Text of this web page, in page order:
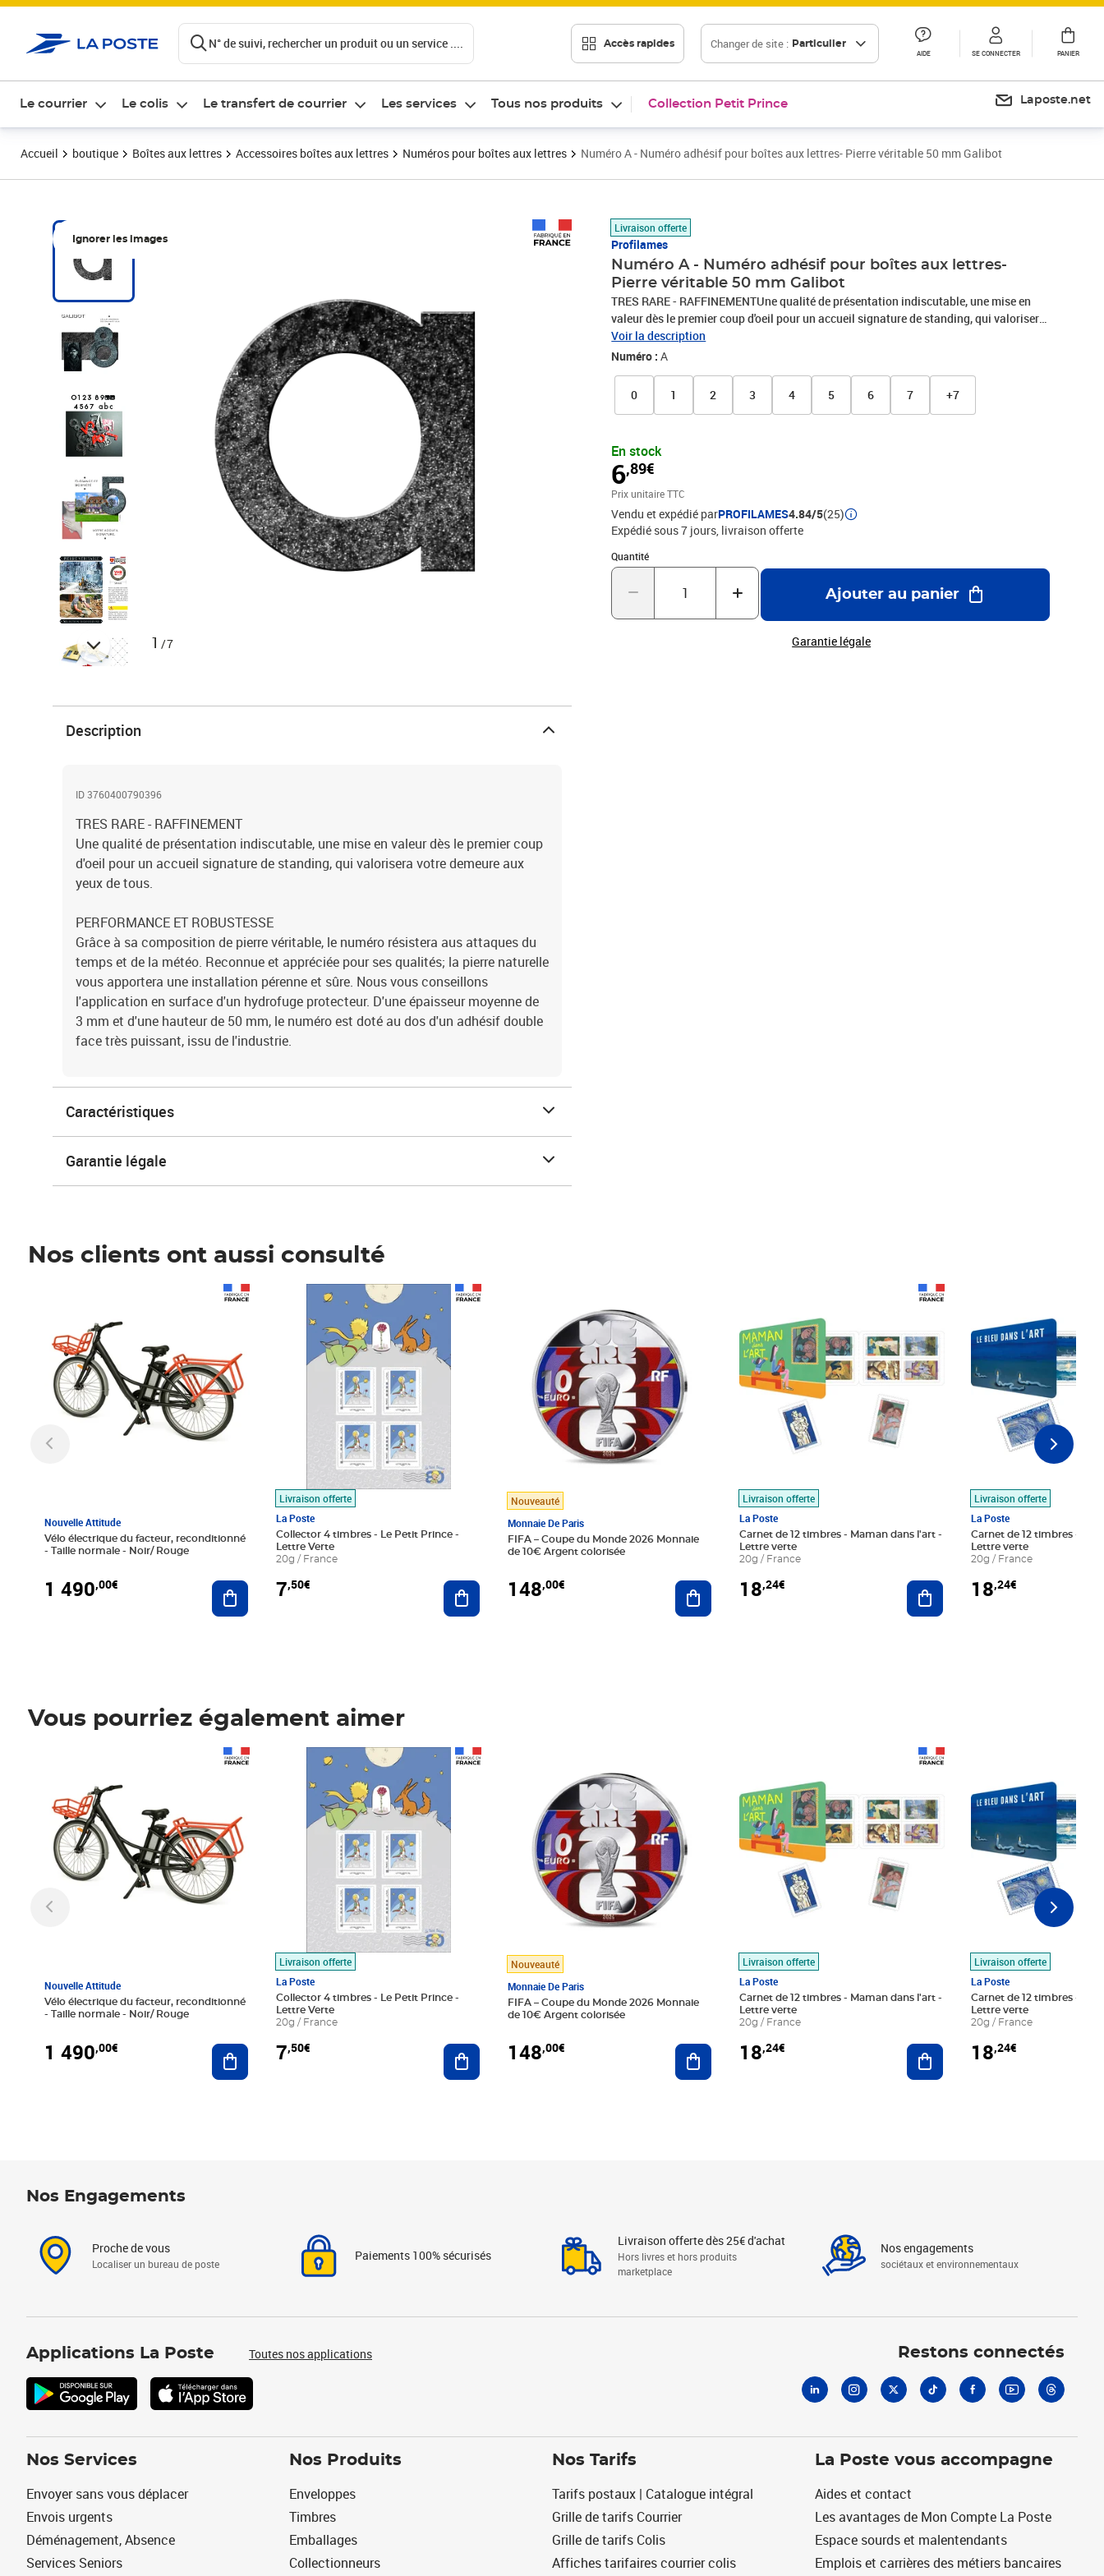
N° de suivi, rechercher un produit ou un service .... Accès rapides Changer de site : Particulier
AIDE SE CONNECTER PANIER
Le courrier Le colis Le transfert de courrier Les services Tous nos produits Collection Petit Prince Laposte.net
Accueil boutique Boîtes aux lettres Accessoires boîtes aux lettres Numéros pour boîtes aux lettres Numéro A - Numéro adhésif pour boîtes aux lettres- Pierre véritable 50 mm Galibot
Ignorer les images
1 /7
Livraison offerte
Profilames
Numéro A - Numéro adhésif pour boîtes aux lettres-
Pierre véritable 50 mm Galibot
TRES RARE - RAFFINEMENTUne qualité de présentation indiscutable, une mise en
valeur dès le premier coup d'oeil pour un accueil signature de standing, qui valorisera
votre demeure aux yeux de tous.PERFORMANCE ET ROBUSTESSEGrâce à sa
composition de pierre véritable, le numéro résistera aus attaques du temps et de la
une installation pérenne et sûre. Nous vous conseillons l'application en surface d'un
hydrofuge protecteur. D'une épaisseur moyenne de 3 mm et d'une hauteur de 50 mm,
Voir la description
Numéro :A
0 1 2 3 4 5 6 7 +7
En stock
6,89€
Prix 6,89€
Prix unitaire TTC
Vendu et expédié parPROFILAMES4.84/5(25)
Expédié sous 7 jours livraison offerte
Quantité
Quantité : 1
Ajouter au panier
Garantie légale
Description
ID 3760400790396
TRES RARE - RAFFINEMENT
Une qualité de présentation indiscutable, une mise en valeur dès le premier coup
d'oeil pour un accueil signature de standing, qui valorisera votre demeure aux
yeux de tous.
PERFORMANCE ET ROBUSTESSE
Grâce à sa composition de pierre véritable, le numéro résistera aus attaques du
temps et de la météo. Reconnue et appréciée pour ses qualités; la pierre naturelle
vous apportera une installation pérenne et sûre. Nous vous conseillons
l'application en surface d'un hydrofuge protecteur. D'une épaisseur moyenne de
3 mm et d'une hauteur de 50 mm, le numéro est doté au dos d'un adhésif double
face très puissant, issu de l'industrie.
Caractéristiques
Garantie légale
Nos clients ont aussi consulté
Nouvelle Attitude
Vélo électrique du facteur, reconditionné
- Taille normale - Noir/ Rouge
1 490,00€ Ajouter au panier
Livraison offerte
La Poste
Collector 4 timbres - Le Petit Prince -
Lettre Verte
20g / France
7,50€
Prix 7,50€
Ajouter au panier
Nouveauté
Monnaie De Paris
FIFA – Coupe du Monde 2026 Monnaie
de 10€ Argent colorisée
148,00€ Ajouter au panier
Livraison offerte
La Poste
Carnet de 12 timbres - Maman dans l'art -
Lettre verte
20g / France
18,24€ Ajouter au panier
Livraison offerte
La Poste
Carnet de 12 timbres - Le
Lettre verte
20g / France
18,24€
Vous pourriez également aimer
Nouvelle Attitude
Vélo électrique du facteur, reconditionné
- Taille normale - Noir/ Rouge
1 490,00€ Ajouter au panier
Livraison offerte
La Poste
Collector 4 timbres - Le Petit Prince -
Lettre Verte
20g / France
7,50€
Prix 7,50€
Ajouter au panier
Nouveauté
Monnaie De Paris
FIFA – Coupe du Monde 2026 Monnaie
de 10€ Argent colorisée
148,00€ Ajouter au panier
Livraison offerte
La Poste
Carnet de 12 timbres - Maman dans l'art -
Lettre verte
20g / France
18,24€ Ajouter au panier
Livraison offerte
La Poste
Carnet de 12 timbres - Le
Lettre verte
20g / France
18,24€
Nos Engagements
Proche de vous
Localiser un bureau de poste
Paiements 100% sécurisés
Livraison offerte dès 25€ d'achat
Hors livres et hors produits
marketplace
Nos engagements
sociétaux et environnementaux
Applications La Poste Toutes nos applications Restons connectés
Nos Services
Envoyer sans vous déplacer
Envois urgents
Déménagement, Absence
Services Seniors
Nos Produits
Enveloppes
Timbres
Emballages
Collectionneurs
Nos Tarifs
Tarifs postaux | Catalogue intégral
Grille de tarifs Courrier
Grille de tarifs Colis
Affiches tarifaires courrier colis
La Poste vous accompagne
Aides et contact
Les avantages de Mon Compte La Poste
Espace sourds et malentendants
Emplois et carrières des métiers bancaires